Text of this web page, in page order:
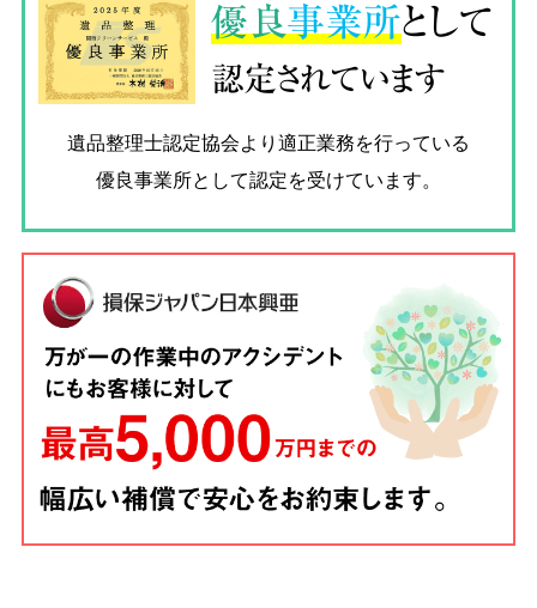
優良事業所として
認定されています
遺品整理士認定協会より適正業務を行っている
優良事業所として認定を受けています。